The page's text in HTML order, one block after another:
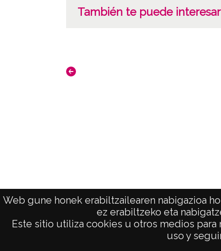
Web gune honek erabiltzailearen nabigazioa
ez erabiltzeko eta
Este sitio utiliza cookies u otros medios
uso y
También te puede interesar
AVISO LEGAL